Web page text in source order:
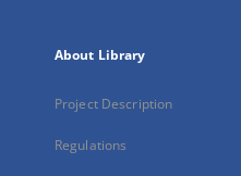
About Library
Project Description
Regulations